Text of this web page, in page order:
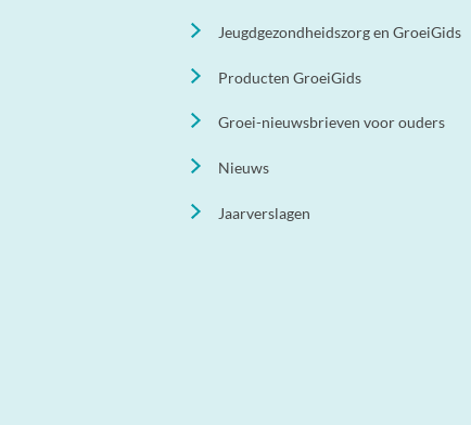
Jeugdgezondheidszorg en GroeiGids
Producten GroeiGids
Groei-nieuwsbrieven voor ouders
Nieuws
Jaarverslagen